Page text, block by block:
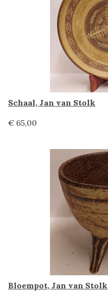
Schaal, Jan van Stolk
€ 65,00
Bloempot, Jan van Stolk